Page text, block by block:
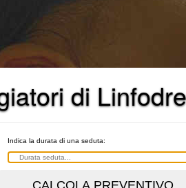
di
Indica la durata di una seduta: